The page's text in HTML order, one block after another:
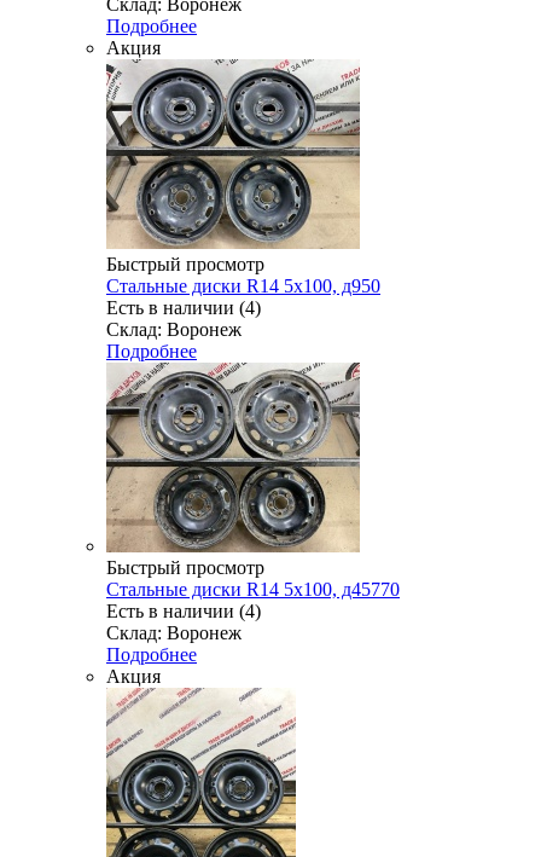
Склад: Воронеж
Подробнее
Акция
Быстрый просмотр
Стальные диски R14 5x100, д950
Есть в наличии (4)
Склад: Воронеж
Подробнее
Быстрый просмотр
Стальные диски R14 5x100, д45770
Есть в наличии (4)
Склад: Воронеж
Подробнее
Акция